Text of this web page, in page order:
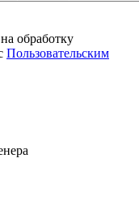
обработку
Пользовательским